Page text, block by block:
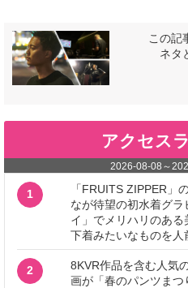
この記
ネタ
アクセス
2026-08-08 ～
1
「FRUITS ZIPPER」
なが待望の初水着グ
イ」でメリハリのあ
下着みたいなものを人
2
8KVR作品を含む人気
画が「春のパンツま